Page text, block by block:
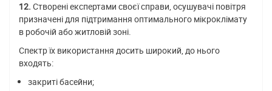
12. Створені експертами своєї справи, осушувачі повітря
призначені для підтримання оптимального мікроклімату
в робочій або житловій зоні.
Спектр їх використання досить широкий, до нього
входять:
закриті басейни;